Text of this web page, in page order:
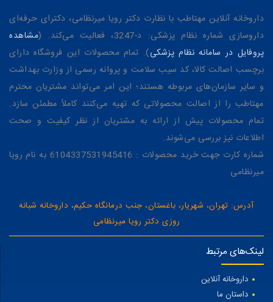
داروخانه آنلاین مهتاطب با نظارت دکتر رویا میرنظامی، دکترای حرفه‌ای
داروسازی شماره نظام پزشکی: د-3247، فعالیت می‌کند. (
مشاهده
پروفایل در سامانه نظام پزشکی). تمام محصولات این فروشگاه دارای
برچسب اصالت کالا، کد سیب سلامت و پروانه رسمی از وزارت بهداشت
و سایر سازمان‌های مربوطه هستند؛ این امر می‌تواند مشتریان محترم
مهتاطب را از اصالت محصولاتی که تهیه می‌کنند کاملاً مطمئن سازد.
تمام محصولات پیش از ارائه به مشتریان از نظر کیفیت و صحت
اطلاعات نیز بررسی می‌شوند.
شماره کارت جهت خرید محصولات : 6104337531945416 به نام رویا
میرنظامی
آدرس: تهران، شهریار، باغستان، جنب درمانگاه حکیم، داروخانه شبانه
روزی دکتر رویا میرنظامی
لینک‌های مرتبط
داروخانه آنلاین
داستان ما